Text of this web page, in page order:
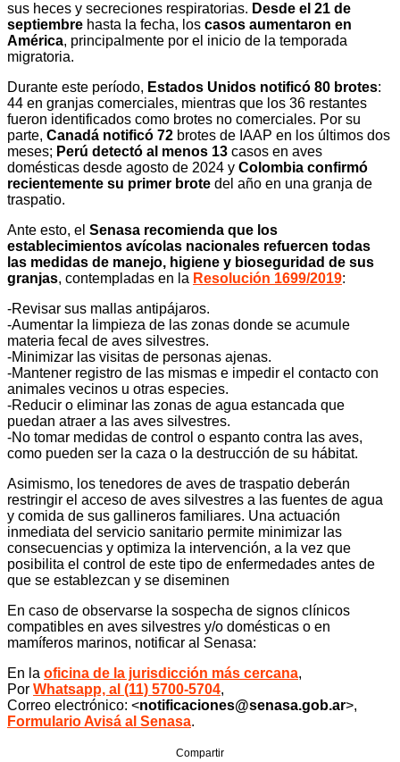
sus heces y secreciones respiratorias. Desde el 21 de
septiembre hasta la fecha, los casos aumentaron en
América, principalmente por el inicio de la temporada
migratoria.
Durante este período, Estados Unidos notificó 80 brotes:
44 en granjas comerciales, mientras que los 36 restantes
fueron identificados como brotes no comerciales. Por su
parte, Canadá notificó 72 brotes de IAAP en los últimos dos
meses; Perú detectó al menos 13 casos en aves
domésticas desde agosto de 2024 y Colombia confirmó
recientemente su primer brote del año en una granja de
traspatio.
Ante esto, el Senasa recomienda que los
establecimientos avícolas nacionales refuercen todas
las medidas de manejo, higiene y bioseguridad de sus
granjas, contempladas en la Resolución 1699/2019:
-Revisar sus mallas antipájaros.
-Aumentar la limpieza de las zonas donde se acumule
materia fecal de aves silvestres.
-Minimizar las visitas de personas ajenas.
-Mantener registro de las mismas e impedir el contacto con
animales vecinos u otras especies.
-Reducir o eliminar las zonas de agua estancada que
puedan atraer a las aves silvestres.
-No tomar medidas de control o espanto contra las aves,
como pueden ser la caza o la destrucción de su hábitat.
Asimismo, los tenedores de aves de traspatio deberán
restringir el acceso de aves silvestres a las fuentes de agua
y comida de sus gallineros familiares. Una actuación
inmediata del servicio sanitario permite minimizar las
consecuencias y optimiza la intervención, a la vez que
posibilita el control de este tipo de enfermedades antes de
que se establezcan y se diseminen
En caso de observarse la sospecha de signos clínicos
compatibles en aves silvestres y/o domésticas o en
mamíferos marinos, notificar al Senasa:
En la oficina de la jurisdicción más cercana,
Por Whatsapp, al (11) 5700-5704,
Correo electrónico: <notificaciones@senasa.gob.ar>,
Formulario Avisá al Senasa.
Compartir